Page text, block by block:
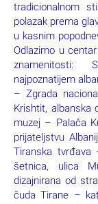
tradicionalnom
polazak prema
u kasnim
Odlazimo u
znamenitosti:
najpoznatijem
– Zgrada
Krishtit, albanska
muzej – Palača
prijateljstvu
Tiranska
šetnica, ulica
dizajnirana od
čuda Tirane –